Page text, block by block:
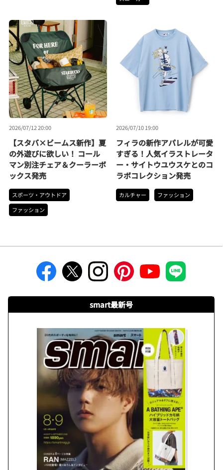
2026/07/12 20:00
【スタバ×ビームス新作】夏
の外遊びに欲しい！ コール
マン別注チェア＆クーラーボ
ックス発売
スポーツ・アウトドア
ファッション
2026/07/10 19:00
フィラの新作アパレルが可愛
すぎる！人気イラストレータ
ー・サイトウユウスケとのコ
ラボコレクション発売
カルチャー ファッション
smart最新号